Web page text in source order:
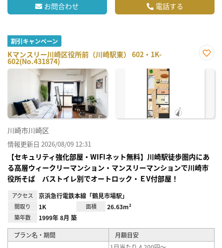
お問合わせ 電話する
割引キャンペーン
Kマンスリー川崎区役所前（川崎駅東） 602・1K-
602(No.431874)
に入
川崎市川崎区
情報更新日 2026/08/09 12:31
【セキュリティ強化部屋・WIFIネット無料】川崎駅徒歩圏内にあ
る高層ウィークリーマンション・マンスリーマンションで川崎市
役所そば バストイレ別でオートロック・ＥV付部屋！
アクセス 京浜急行電鉄本線「鶴見市場駅」
間取り 1K 面積 26.63m²
築年数 1999年 8月 築
プラン名・期間
月額目安